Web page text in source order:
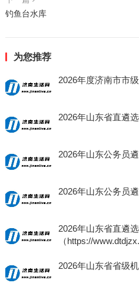
钓鱼台水库
为您推荐
2026年度济南市市
2026年山东省直遴
2026年山东公务员
2026年山东公务员
2026年山东省直遴
（https://
2026年山东省省级